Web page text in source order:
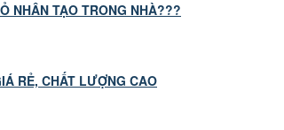
NHÂN TẠO TRONG NHÀ???
RẺ, CHẤT LƯỢNG CAO